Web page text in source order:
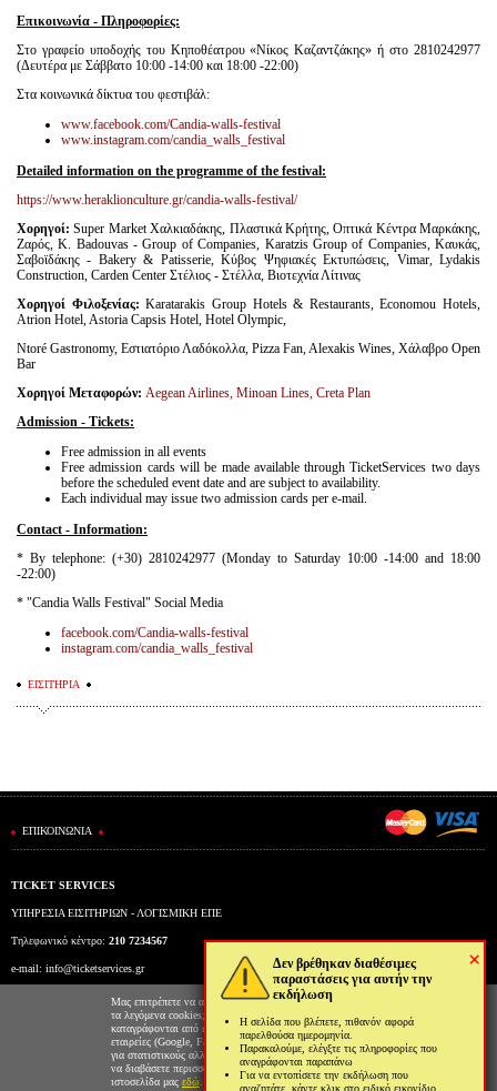
×
Δεν βρέθηκαν διαθέσιμες
παραστάσεις για αυτήν την
εκδήλωση
Η σελίδα που βλέπετε, πιθανόν αφορά
παρελθούσα ημερομηνία.
Παρακαλούμε, ελέγξτε τις πληροφορίες που
αναγράφονται παραπάνω
Για να εντοπίσετε την εκδήλωση που
αναζητάτε, κάντε κλικ στο ειδικό εικονίδιο
Επικοινωνία - Πληροφορίες:
Στο γραφείο υποδοχής του Κηποθέατρου «Νίκος Καζαντζάκης» ή στο 2810242977
(Δευτέρα με Σάββατο 10:00 -14:00 και 18:00 -22:00)
Στα κοινωνικά δίκτυα του φεστιβάλ:
www.facebook.com/Candia-walls-festival
www.instagram.com/candia_walls_festival
Detailed information on the programme of the festival:
https://www.heraklionculture.gr/candia-walls-festival/
Χορηγοί:Super Market Χαλκιαδάκης, Πλαστικά Κρήτης, Οπτικά Κέντρα Μαρκάκης,
Ζαρός, K. Badouvas - Group of Companies, Karatzis Group of Companies, Καυκάς,
Σαβοϊδάκης - Bakery & Patisserie, Κύβος Ψηφιακές Εκτυπώσεις, Vimar, Lydakis
Construction, Carden Center Στέλιος - Στέλλα, Βιοτεχνία Λίτινας
Χορηγοί Φιλοξενίας:Karatarakis Group Hotels & Restaurants, Economou Hotels,
Atrion Hotel, Astoria Capsis Hotel, Hotel Olympic,
Ntoré Gastronomy, Εστιατόριο Λαδόκολλα, Pizza Fan, Alexakis Wines, Χάλαβρο Open
Bar
Χορηγοί Μεταφορών: Aegean Airlines, Minoan Lines, Creta Plan
Admission - Tickets:
Free admission in all events
Free admission cards will be made available through TicketServices two days
before the scheduled event date and are subject to availability.
Each individual may issue two admission cards per e-mail.
Contact - Information:
* By telephone: (+30) 2810242977 (Monday to Saturday 10:00 -14:00 and 18:00
-22:00)
* "Candia Walls Festival" Social Media
facebook.com/Candia-walls-festival
instagram.com/candia_walls_festival
ΕΙΣΙΤΗΡΙΑ
ΕΠΙΚΟΙΝΩΝΙΑ
TICKET SERVICES
ΥΠΗΡΕΣΙΑ ΕΙΣΙΤΗΡΙΩΝ - ΛΟΓΙΣΜΙΚΗ ΕΠΕ
Τηλεφωνικό κέντρο: 210 7234567
e-mail: info@ticketservices.gr
Εκδοτήριο: Πανεπιστημίου 39 (Στοά Πεσμαζόγλου), Αθήνα
Ώρες λειτουργίας εκδοτηρίου: Δευ-Παρ: 9πμ-5μμ
Μας επιτρέπετε να αποθηκεύουμε στον φυλλομετρητή σας
τα λεγόμενα cookies; Με αυτόν τον τρόπο θα
καταγράφονται από εμάς και τρίτες συνεργαζόμενες
εταιρείες (Google, Facebook κτλ) στοιχεία επισκεψιμότητας
για στατιστικούς αλλά και διαφημιστικούς λόγους. Μπορείτε
να διαβάσετε περισσότερα για την χρήση cookies από την
ιστοσελίδα μας εδώ